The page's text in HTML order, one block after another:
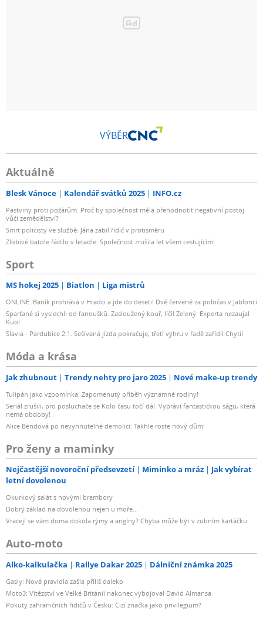
VÝBĚR
Aktuálně
Blesk Vánoce Kalendář svátků 2025 INFO.cz
Pastviny proti požárům. Proč by společnost měla přehodnotit negativní postoj
vůči zemědělství?
Smrt policisty ve službě: Jána zabil řidič v protisměru
Zlobivé batole řádilo v letadle: Společnost zrušila let všem cestujícím!
Sport
MS hokej 2025 Biatlon Liga mistrů
ONLINE: Baník prohrává v Hradci a jde do deseti! Dvě červené za poločas v Jablonci
Sparťané si vyslechli od fanoušků. Zasloužený kouř, líčil Zelený. Experta nezaujal
Kuol
Slavia - Pardubice 2:1. Sešívaná jízda pokračuje, třetí výhru v řadě zařídil Chytil
Móda a krása
Jak zhubnout Trendy nehty pro jaro 2025 Nové make-up trendy
Tulipán jako vzpomínka: Zapomenutý příběh významné rodiny!
Seriál zrušili, pro posluchače se Kolo času točí dál. Vypráví fantastickou ságu, která
nemá obdoby!
Alice Bendová po nevyhnutelné demolici: Takhle roste nový dům!
Pro ženy a maminky
Nejčastější novoroční předsevzetí Miminko a mráz
Jak vybírat
letní dovolenou
Okurkový salát s novými brambory
Dobrý základ na dovolenou nejen u moře...
Vracejí se vám doma dokola rýmy a angíny? Chyba může být v zubním kartáčku
Auto-moto
Alko-kalkulačka Rallye Dakar 2025 Dálniční známka 2025
Gasly: Nová pravidla zašla příliš daleko
Moto3: Vítězství ve Velké Británii nakonec vybojoval David Almansa
Pokuty zahraničních řidičů v Česku: Cizí značka jako privilegium?